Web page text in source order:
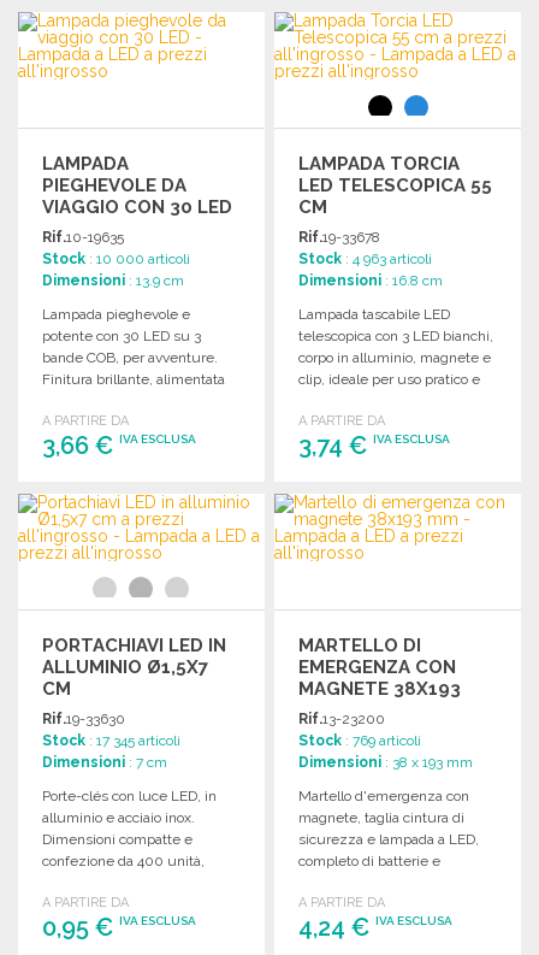
ORDINARE
Richiedi un preventivo
Richiedi un preventivo
LAMPADA
PIEGHEVOLE DA
VIAGGIO CON 30 LED
Rif.10-19635
Stock : 10 000 articoli
Dimensioni : 13.9 cm
Lampada pieghevole e
potente con 30 LED su 3
bande COB, per avventure.
Finitura brillante, alimentata
incluse).
A PARTIRE DA
3,66 € IVA ESCLUSA
ORDINARE
Richiedi un preventivo
LAMPADA TORCIA
LED TELESCOPICA 55
CM
Rif.19-33678
Stock : 4 963 articoli
Dimensioni : 16.8 cm
Lampada tascabile LED
telescopica con 3 LED bianchi,
corpo in alluminio, magnete e
clip, ideale per uso pratico e
A PARTIRE DA
3,74 €IVA ESCLUSA
ORDINARE
Richiedi un preventivo
PORTACHIAVI LED IN
ALLUMINIO Ø1,5X7
CM
Rif.19-33630
Stock : 17 345 articoli
Dimensioni : 7 cm
Porte-clés con luce LED, in
alluminio e acciaio inox.
Dimensioni compatte e
confezione da 400 unità,
A PARTIRE DA
0,95 € IVA ESCLUSA
MARTELLO DI
EMERGENZA CON
MAGNETE 38X193
MM
Rif.13-23200
Stock : 769 articoli
Dimensioni : 38 x 193 mm
Martello d'emergenza con
magnete, taglia cintura di
sicurezza e lampada a LED,
completo di batterie e
A PARTIRE DA
4,24 €IVA ESCLUSA